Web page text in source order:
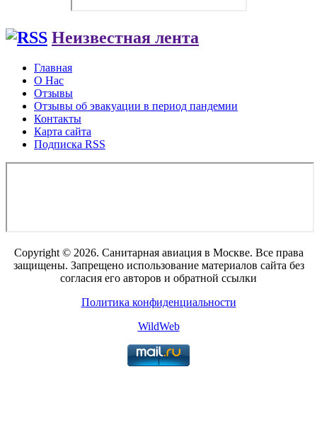
Неизвестная лента
Главная
О Нас
Отзывы
Отзывы об эвакуации в период пандемии
Контакты
Карта сайта
Подписка RSS
Copyright © 2026. Санитарная авиация в Москве. Все права
защищены. Запрещено использование материалов сайта без
согласия его авторов и обратной ссылки
Политика конфиденциальности
WildWeb